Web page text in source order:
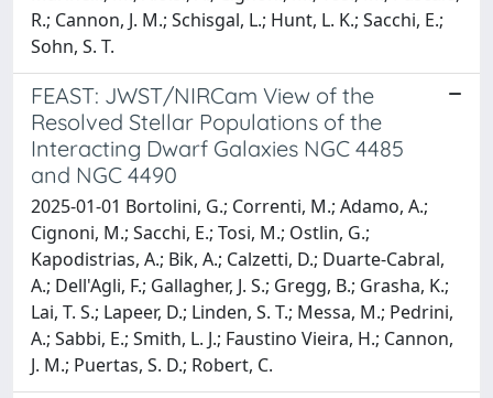
R.; Cannon, J. M.; Schisgal, L.; Hunt, L. K.; Sacchi, E.;
Sohn, S. T.
FEAST: JWST/NIRCam View of the
Resolved Stellar Populations of the
Interacting Dwarf Galaxies NGC 4485
and NGC 4490
2025-01-01 Bortolini, G.; Correnti, M.; Adamo, A.;
Cignoni, M.; Sacchi, E.; Tosi, M.; Ostlin, G.;
Kapodistrias, A.; Bik, A.; Calzetti, D.; Duarte-Cabral,
A.; Dell'Agli, F.; Gallagher, J. S.; Gregg, B.; Grasha, K.;
Lai, T. S.; Lapeer, D.; Linden, S. T.; Messa, M.; Pedrini,
A.; Sabbi, E.; Smith, L. J.; Faustino Vieira, H.; Cannon,
J. M.; Puertas, S. D.; Robert, C.